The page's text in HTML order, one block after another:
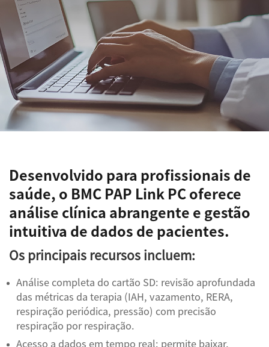
Desenvolvido para profissionais de
saúde, o BMC PAP Link PC oferece
análise clínica abrangente e gestão
intuitiva de dados de pacientes.
Os principais recursos incluem:
Análise completa do cartão SD: revisão aprofundada
das métricas da terapia (IAH, vazamento, RERA,
respiração periódica, pressão) com precisão
respiração por respiração.
Acesso a dados em tempo real: permite baixar,